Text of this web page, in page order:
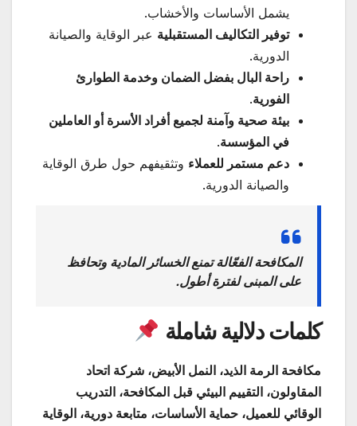
يشمل الأساسات والأخشاب.
توفير التكاليف المستقبلية عبر الوقاية والصيانة
الدورية.
راحة البال بفضل الضمان وخدمة الطوارئ
الفورية.
بيئة صحية وآمنة لجميع أفراد الأسرة أو العاملين
في المؤسسة.
دعم مستمر للعملاء وتثقيفهم حول طرق الوقاية
والصيانة الدورية.
المكافحة الفعّالة تمنع الخسائر المادية وتحافظ
على المبنى لفترة أطول.
كلمات دلالية شاملة
مكافحة الرمة الذيد، النمل الأبيض، شركة اتحاد
المقاولون، التقييم البيئي قبل المكافحة، التدريب
الوقائي للعميل، حماية الأساسات، متابعة دورية، الوقاية